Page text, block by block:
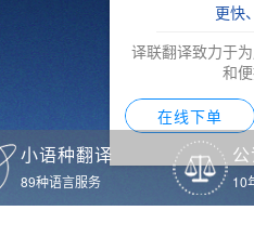
更快
译联翻译致力于
和
在线下单
小语种翻译
89种语言服务 10